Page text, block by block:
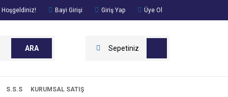
Hoşgeldiniz! Bayi Girişi Giriş Yap Üye Ol
ARA Sepetiniz
S.S.S KURUMSAL SATIŞ